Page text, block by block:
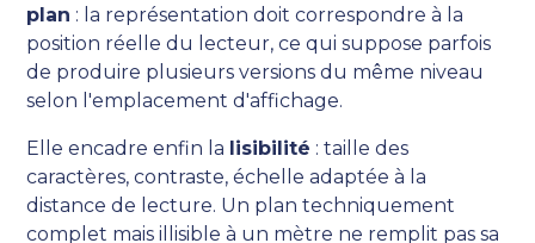
plan : la représentation doit correspondre à la
position réelle du lecteur, ce qui suppose parfois
de produire plusieurs versions du même niveau
selon l'emplacement d'affichage.
Elle encadre enfin la lisibilité : taille des
caractères, contraste, échelle adaptée à la
distance de lecture. Un plan techniquement
complet mais illisible à un mètre ne remplit pas sa